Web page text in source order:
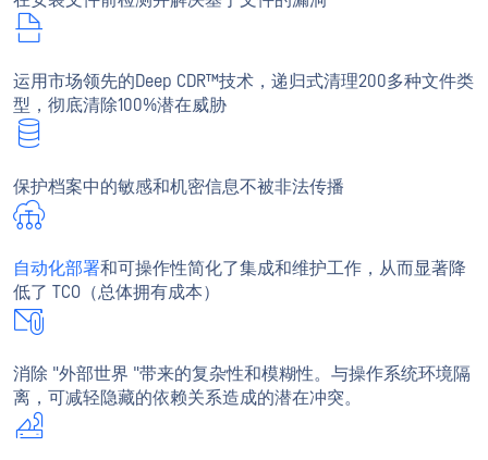
运用市场领先的Deep CDR™技术，递归式清理200多种文件类
型，彻底清除100%潜在威胁
保护档案中的敏感和机密信息不被非法传播
自动化部署和可操作性简化了集成和维护工作，从而显著降
低了 TCO（总体拥有成本）
消除 "外部世界 "带来的复杂性和模糊性。与操作系统环境隔
离，可减轻隐藏的依赖关系造成的潜在冲突。